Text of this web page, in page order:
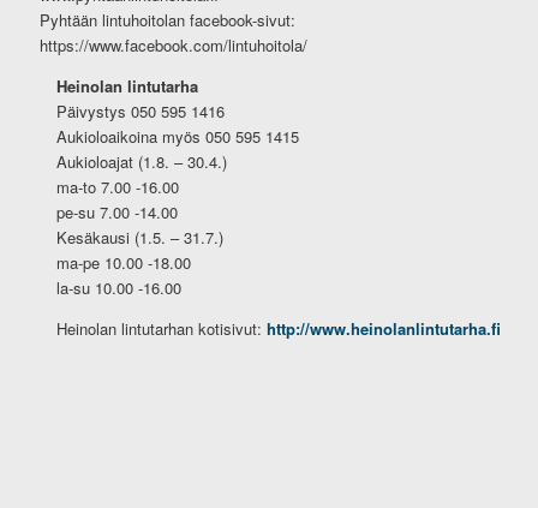
Pyhtään lintuhoitolan facebook-sivut:
https://www.facebook.com/lintuhoitola/
Heinolan lintutarha
Päivystys 050 595 1416
Aukioloaikoina myös 050 595 1415
Aukioloajat (1.8. – 30.4.)
ma-to 7.00 -16.00
pe-su 7.00 -14.00
Kesäkausi (1.5. – 31.7.)
ma-pe 10.00 -18.00
la-su 10.00 -16.00
Heinolan lintutarhan kotisivut:http://www.heinolanlintutarha.fi